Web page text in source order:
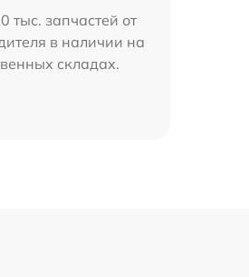
тыс. запчастей от
в наличии на
складах.